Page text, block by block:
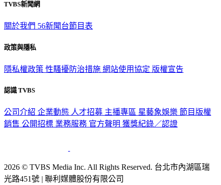
TVBS新聞網
關於我們 56新聞台節目表
政策與隱私
隱私權政策 性騷擾防治措施 網站使用協定 版權宣告
認識 TVBS
公司介紹 企業動態 人才招募 主播專區 星藝象娛樂 節目版權
銷售 公開招標 業務服務 官方聲明 獲獎紀錄／認證
2026 © TVBS Media Inc. All Rights Reserved. 台北市內湖區瑞
光路451號 | 聯利媒體股份有限公司